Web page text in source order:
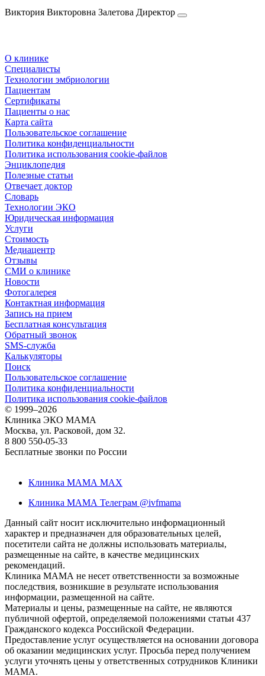
Виктория Викторовна Залетова Директор
О клинике
Специалисты
Технологии эмбриологии
Пациентам
Сертификаты
Пациенты о нас
Карта сайта
Пользовательское соглашение
Политика конфиденциальности
Политика использования cookie-файлов
Энциклопедия
Полезные статьи
Отвечает доктор
Словарь
Технологии ЭКО
Юридическая информация
Услуги
Стоимость
Медиацентр
Отзывы
СМИ о клинике
Новости
Фотогалерея
Контактная информация
Запись на прием
Бесплатная консультация
Обратный звонок
SMS-служба
Калькуляторы
Поиск
Пользовательское соглашение
Политика конфиденциальности
Политика использования cookie-файлов
© 1999–2026
Клиника ЭКО МАМА
Москва, ул. Расковой, дом 32.
8 800 550-05-33
Бесплатные звонки по России
Клиника МАМА MAX
Клиника МАМА Телеграм @ivfmama
Данный сайт носит исключительно информационный
характер и предназначен для образовательных целей,
посетители сайта не должны использовать материалы,
размещенные на сайте, в качестве медицинских
рекомендаций.
Клиника МАМА не несет ответственности за возможные
последствия, возникшие в результате использования
информации, размещенной на сайте.
Материалы и цены, размещенные на сайте, не являются
публичной офертой, определяемой положениями статьи 437
Гражданского кодекса Российской Федерации.
Предоставление услуг осуществляется на основании договора
об оказании медицинских услуг. Просьба перед получением
услуги уточнять цены у ответственных сотрудников Клиники
МАМА.